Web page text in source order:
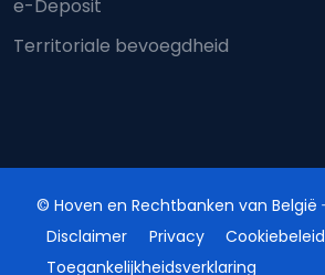
e-Deposit
Territoriale bevoegdheid
© Hoven en Rechtbanken van België
Disclaimer
Privacy
Cookiebeleid
Toegankelijkheidsverklaring